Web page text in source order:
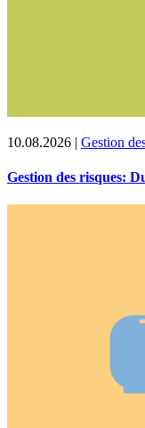
10.08.2026 | Gestion
Gestion des risques: